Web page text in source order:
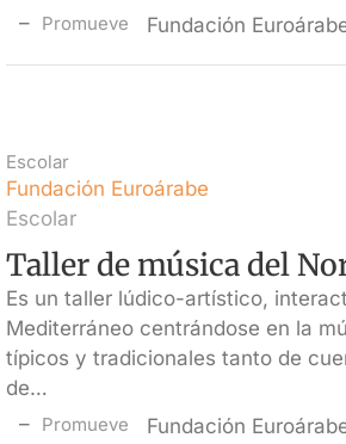
Promueve Fundación
Escolar
Fundación Euroárabe
Escolar
Taller de música del
Es un taller lúdico-artístico,
Mediterráneo centrándose en la
típicos y tradicionales tanto de
de…
Promueve Fundación